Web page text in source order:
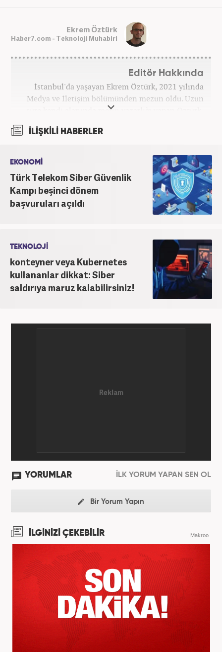
Ekrem Öztürk
Haber7.com - Teknoloji Muhabiri
Editör Hakkında
İstanbul'da yaşayan Ekrem Öztürk, 2021 yılında
Medya ve İletişim bölümünden mezun oldu. Uzun
süre kendi alanında metin yazarlığı yapan Öztürk,
şu an Haber7.com'da "Muhabir - Editör" olarak görev
yapmaktadır. Ayrıca günümüz insan ilişkilerinde
inanmakta ve bu değerleri meslek hayatında da ön
planda tutmaktadır.
İLİŞKİLİ HABERLER
EKONOMİ
Türk Telekom Siber Güvenlik
Kampı beşinci dönem
başvuruları açıldı
TEKNOLOJİ
konteyner veya Kubernetes
kullananlar dikkat: Siber
saldırıya maruz kalabilirsiniz!
YORUMLAR İLK YORUM YAPAN SEN OL
Bir Yorum Yapın
İLGİNİZİ ÇEKEBİLİR Makroo